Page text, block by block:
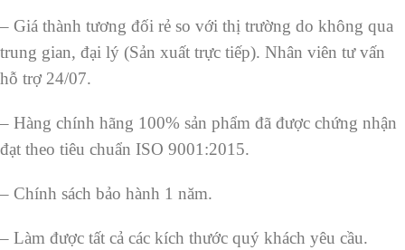
– Giá thành tương đối rẻ so với thị trường do không qua
trung gian, đại lý (Sản xuất trực tiếp). Nhân viên tư vấn
hỗ trợ 24/07.
– Hàng chính hãng 100% sản phẩm đã được chứng nhận
đạt theo tiêu chuẩn ISO 9001:2015.
– Chính sách bảo hành 1 năm.
– Làm được tất cả các kích thước quý khách yêu cầu.